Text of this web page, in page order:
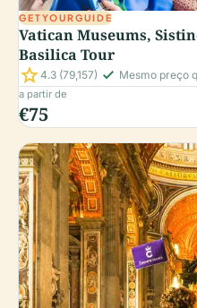
GETYOURGUIDE
Vatican Museums,
Basilica Tour
star4.3 (79,157) check_small Mesmo preço
a partir de
€75